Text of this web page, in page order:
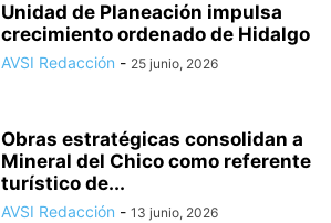
Unidad de Planeación impulsa
crecimiento ordenado de Hidalgo
AVSI Redacción - 25 junio, 2026
Obras estratégicas consolidan a
Mineral del Chico como referente
turístico de...
AVSI Redacción - 13 junio, 2026